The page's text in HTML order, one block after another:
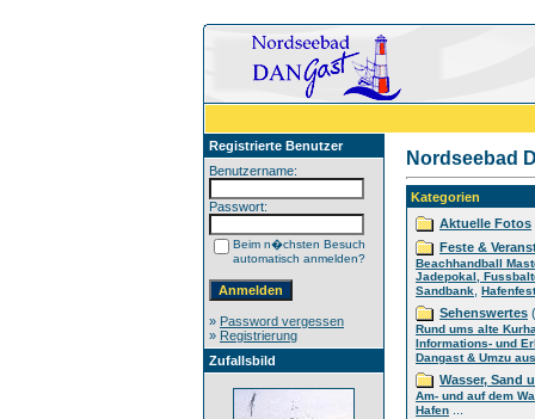
Registrierte Benutzer
Benutzername:
Passwort:
Beim n�chsten Besuch
automatisch anmelden?
» Password vergessen
» Registrierung
Zufallsbild
Nordseebad
Kategorien
Aktuelle Fotos
Feste &
Beachhandball
Jadepokal,
Sandbank
Sehenswertes
Rund ums alte
Informations- und
Dangast & Umzu
Wasser, Sand
Am- und auf dem
Hafen